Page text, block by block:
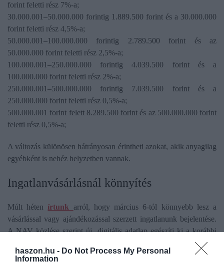
haszon.hu - Do Not Process My Personal
Information
forint feletti rész 7%-a;
30.000.001–50.000.000 forintig 1.889.500 forint és a 30.000.000
forint feletti rész 4,5%-a;
50.000.001–100.000.000 forintig 2.789.500 forint és az
50.000.000 forint feletti rész 2,5%-a;
100.000.001–250.000.000 forintig 4.039.500 forint és a
100.000.000 forint feletti rész 2%-a;
250.000.001–500.000.000 forintig 7.039.500 forint és a
250.000.000 forint feletti rész 0,5%-a;
500.000.001 forint felett 8.289.500 forint és az 500.000.000 forint
feletti rész 0,5%-a;
A változás különösen hátrányosan érintheti azokat, akik anyagilag
egyébként is nehéz helyzetben vannak.
Ingatlanvásárlásnál könnyítés
Múlt héten írtunk arról, hogy március 6-tól könnyebb lesz a
vásárlással vagy ajándékozással szerzett ingatlanunk bejelentése.
A NAV közlése szerint új, digitális adatlap egészíti ki a korábbi
papíralapú B400-as nyomtatványt. A B400E-adatlapot a
leggyorsabban az Online Nyomtatványkitöltő Alkalmazásban